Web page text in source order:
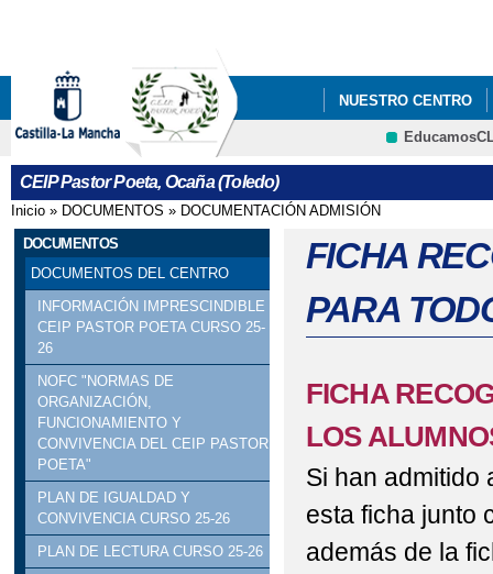
NUESTRO CENTRO
BLOGS Y WIKIS
AMPA DEL CEIP
CEIP Pastor Poeta, Ocaña (Toledo)
Se encuentra usted aquí
Inicio » DOCUMENTOS » DOCUMENTACIÓN ADMISIÓN
DOCUMENTOS
DOCUMENTOS DEL CENTRO
INFORMACIÓN IMPRESCINDIBLE
CEIP PASTOR POETA CURSO 25-
26
NOFC "NORMAS DE
ORGANIZACIÓN,
FUNCIONAMIENTO Y
CONVIVENCIA DEL CEIP PASTOR
POETA"
PLAN DE IGUALDAD Y
CONVIVENCIA CURSO 25-26
PLAN DE LECTURA CURSO 25-26
FICHA
PARA
FICHA
LOS
Si han admitido
esta ficha junto
además de la